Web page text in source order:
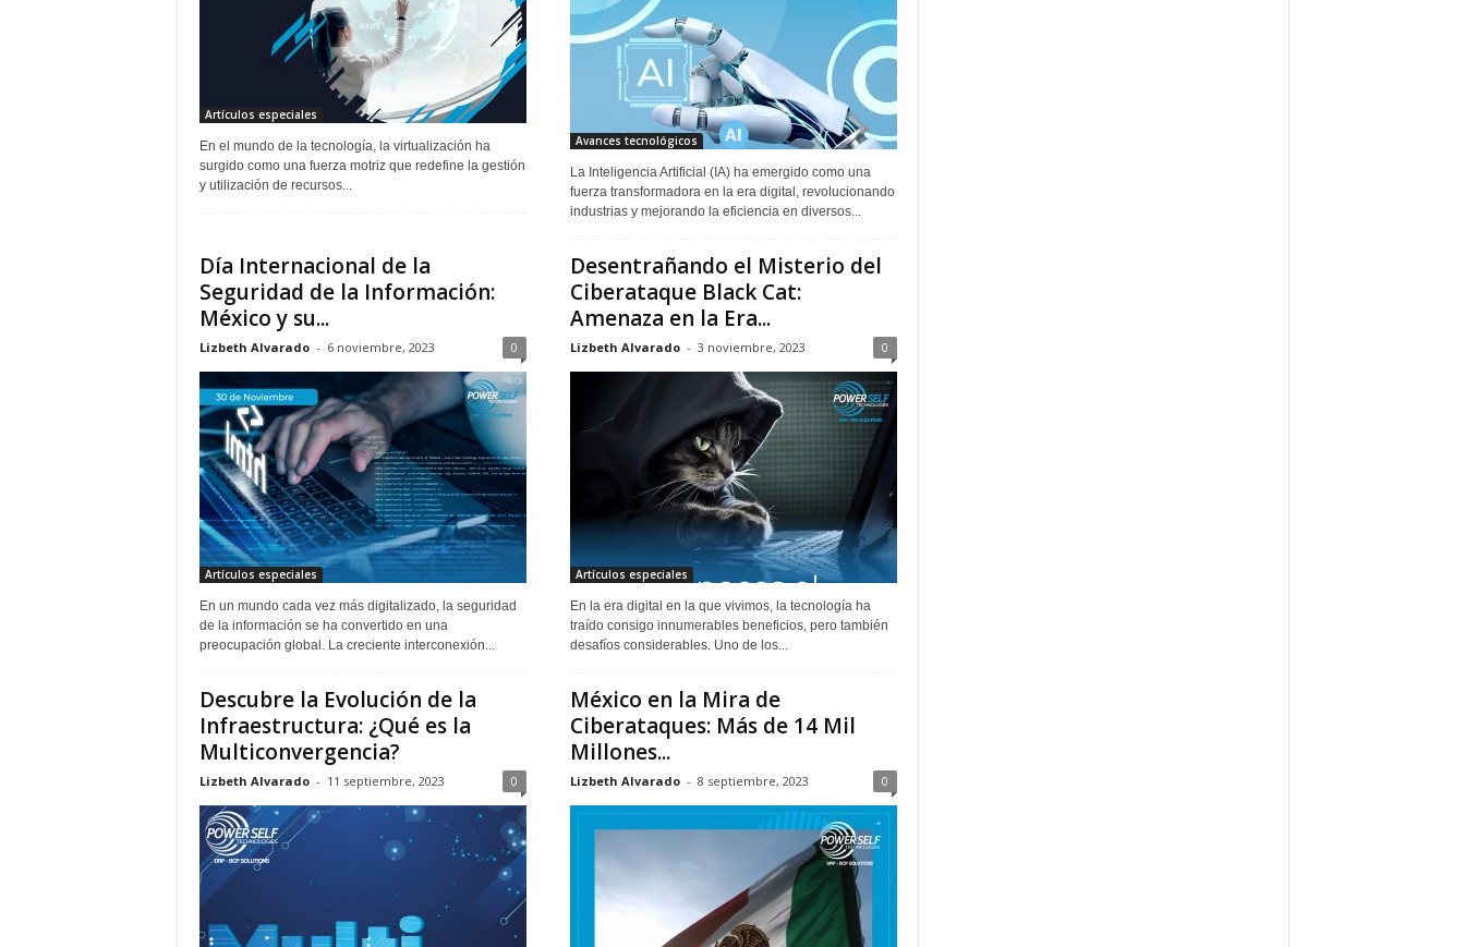
Artículos especiales
En el mundo de la tecnología, la virtualización ha
surgido como una fuerza motriz que redefine la gestión
y utilización de recursos...
Avances tecnológicos
La Inteligencia Artificial (IA) ha emergido como una
fuerza transformadora en la era digital, revolucionando
industrias y mejorando la eficiencia en diversos...
Día Internacional de la
Seguridad de la Información:
México y su...
Lizbeth Alvarado - 6 noviembre, 2023 0
Artículos especiales
En un mundo cada vez más digitalizado, la seguridad
de la información se ha convertido en una
preocupación global. La creciente interconexión...
Desentrañando el Misterio del
Ciberataque Black Cat:
Amenaza en la Era...
Lizbeth Alvarado - 3 noviembre, 2023 0
Artículos especiales
En la era digital en la que vivimos, la tecnología ha
traído consigo innumerables beneficios, pero también
desafíos considerables. Uno de los...
Descubre la Evolución de la
Infraestructura: ¿Qué es la
Multiconvergencia?
Lizbeth Alvarado - 11 septiembre, 2023 0
México en la Mira de
Ciberataques: Más de 14 Mil
Millones...
Lizbeth Alvarado - 8 septiembre, 2023 0